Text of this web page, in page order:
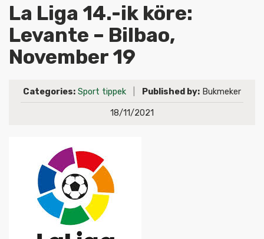
La Liga 14.-ik köre:
Levante – Bilbao,
November 19
Categories: Sport tippek Published by: Bukmeker
18/11/2021